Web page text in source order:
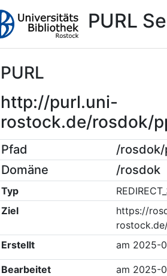
PURL
PURL
http://purl.uni-
rostock.de/rosdok/
Pfad
/rosdok/
Domäne
/rosdok
Typ
Ziel
https://
Erstellt
am 2025-
Bearbeitet am 2025-